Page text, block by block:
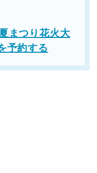
まつり花火大
予約する